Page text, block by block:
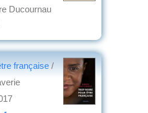
Ducournau
française /